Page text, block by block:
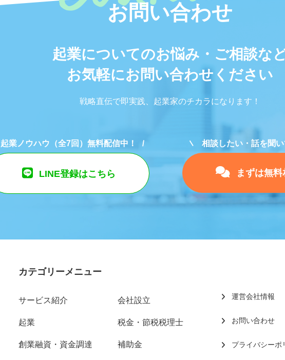
お問い合わせ
起業についてのお悩み・ご相談な
お気軽にお問い合わせください
戦略直伝で即実践、起業家のチカラになります！
起業ノウハウ（全7回）無料配信中！
LINE登録はこちら
相談したい・話を聞
まずは無
カテゴリーメニュー
サービス紹介
起業
創業融資・資金調達
会社設立
税金・節税税理士
補助金
運営会社情報
お問い合わせ
プライバシーポ